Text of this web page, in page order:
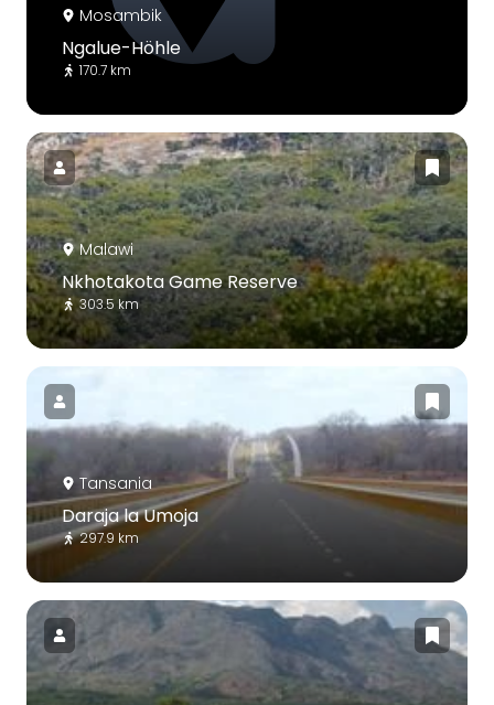
Mosambik
Ngalue-Höhle
170.7 km
Malawi
Nkhotakota Game Reserve
303.5 km
Tansania
Daraja la Umoja
297.9 km